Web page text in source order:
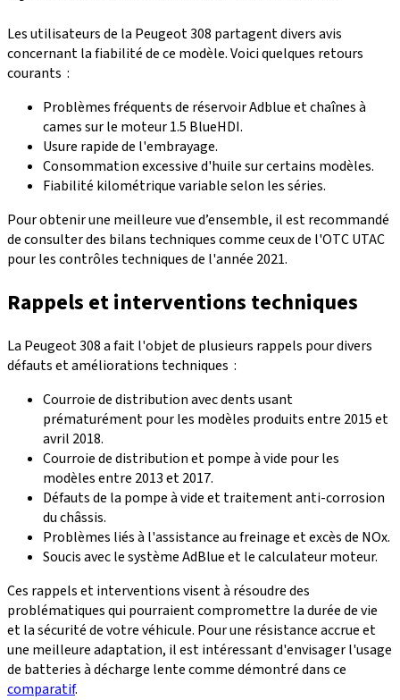
Les utilisateurs de la Peugeot 308 partagent divers avis
concernant lafiabilitéde ce modèle. Voici quelques retours
courants :
Problèmes fréquents de réservoir Adblue et chaînes à
cames sur le moteur 1.5 BlueHDI.
Usure rapide de l'embrayage.
Consommation excessive d'huile sur certains modèles.
Fiabilité kilométrique variable selon les séries.
Pour obtenir une meilleure vue d’ensemble, il est recommandé
de consulter des bilans techniques comme ceux de l'OTC UTAC
pour les contrôles techniques de l'année 2021.
Rappels et interventions techniques
La Peugeot 308 a fait l'objetde plusieurs rappels pour divers
défauts et améliorations techniques :
Courroie de distribution avec dents usant
prématurément pour les modèles produits entre 2015 et
avril 2018.
Courroie de distribution et pompe à vide pour les
modèles entre 2013 et 2017.
Défauts de la pompe à videet traitement anti-corrosion
du châssis.
Problèmes liés à l'assistance au freinage et excès de NOx.
Soucis avec lesystème AdBlueet le calculateur moteur.
Ces rappels et interventions visent à résoudre des
problématiques qui pourraient compromettre la durée de vie
et la sécurité de votre véhicule. Pour une résistance accrue et
une meilleure adaptation, il est intéressant d'envisager l'usage
de batteries à décharge lentecomme démontré dans ce
comparatif.